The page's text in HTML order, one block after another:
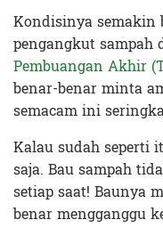
Kondisinya
pengangkut sampah
Pembuangan Akhir
benar-benar minta
semacam ini
Kalau sudah seperti
saja. Bau sampah
setiap saat! Baunya
benar mengganggu